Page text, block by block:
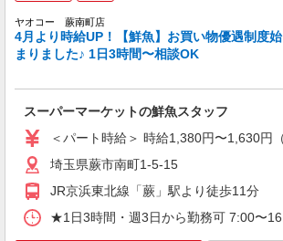
ヤオコー 蕨南町店
4月より時給UP！【鮮魚】お買い物優遇制度始
まりました♪ 1日3時間〜相談OK
スーパーマーケットの鮮魚スタッフ
＜パート時給＞ 時給1,380円〜1,630
埼玉県蕨市南町1-5-15
JR京浜東北線「蕨」駅より徒歩11分
★1日3時間・週3日から勤務可 7:00〜